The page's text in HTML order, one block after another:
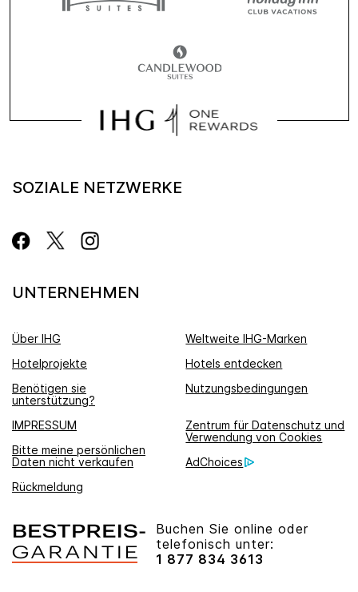
SOZIALE NETZWERKE
UNTERNEHMEN
Über IHG
Weltweite IHG-Marken
Hotelprojekte
Hotels entdecken
Benötigen sie
unterstützung?
Nutzungsbedingungen
IMPRESSUM
Zentrum für Datenschutz und
Verwendung von Cookies
Bitte meine persönlichen
Daten nicht verkaufen
AdChoices
Rückmeldung
Buchen Sie online oder
telefonisch unter:
1 877 834 3613